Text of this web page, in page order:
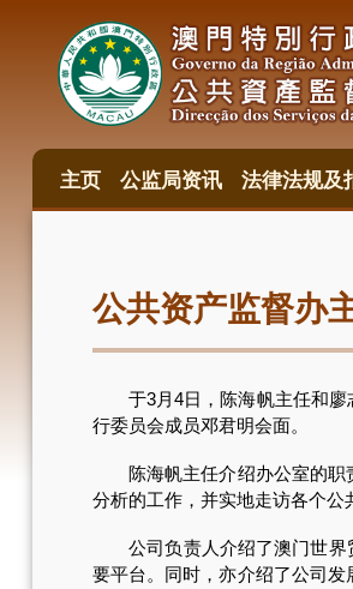
目
主页 公监局资讯 法律法规及
公共资产监督办
于3月4日，陈海帆主任和廖志
行委员会成员邓君明会面。
陈海帆主任介绍办公室的职责
分析的工作，并实地走访各个公
公司负责人介绍了澳门世界贸
要平台。同时，亦介绍了公司